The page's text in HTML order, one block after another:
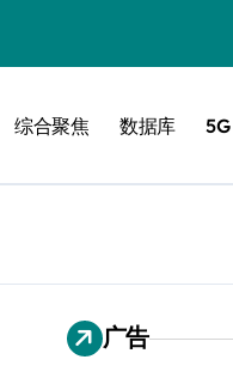
综合聚焦 数据库 5G
广告